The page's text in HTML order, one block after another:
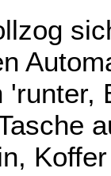
'runter,